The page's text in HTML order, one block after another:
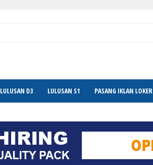
LULUSAN D3 LULUSAN S1 PASANG IKLAN LOKER